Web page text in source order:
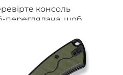
консоль
переглядача, щоб